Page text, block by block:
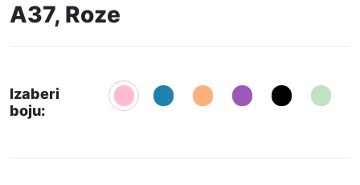
A37, Roze
Izaberi
boju: